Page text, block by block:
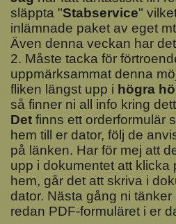
släppta "Stabservice"
inlämnade paket av eget
Även denna veckan har
2. Måste tacka för
uppmärksammat denna
fliken längst upp i högra
så finner ni all info kring
Det finns ett orderformulär
hem till er dator, följ de
på länken. Har för mej att
upp i dokumentet att klicka
hem, går det att skriva i
dator. Nästa gång ni
redan PDF-formuläret i er